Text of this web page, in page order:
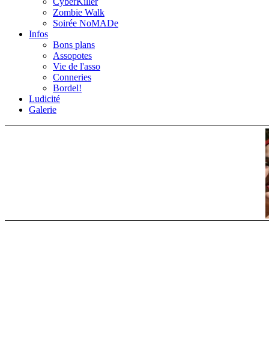
Zombie Walk
Soirée NoMADe
Infos
Bons plans
Assopotes
Vie de l'asso
Conneries
Bordel!
Ludicité
Galerie